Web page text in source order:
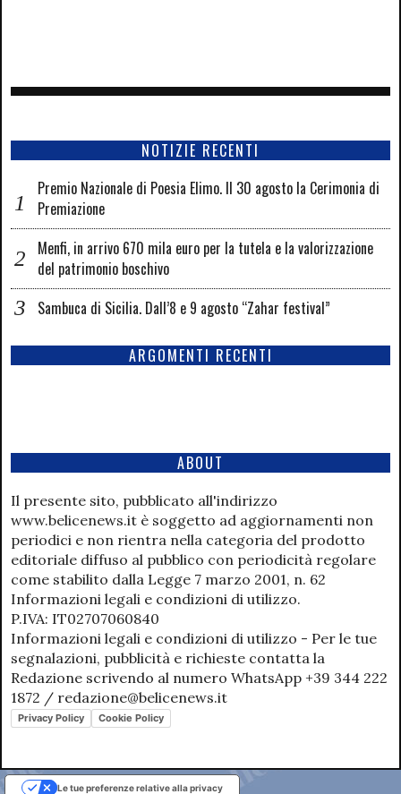
NOTIZIE RECENTI
Premio Nazionale di Poesia Elimo. Il 30 agosto la Cerimonia di
Premiazione
Menfi, in arrivo 670 mila euro per la tutela e la valorizzazione
del patrimonio boschivo
Sambuca di Sicilia. Dall’8 e 9 agosto “Zahar festival”
ARGOMENTI RECENTI
ABOUT
Il presente sito, pubblicato all'indirizzo
www.belicenews.it è soggetto ad aggiornamenti non
periodici e non rientra nella categoria del prodotto
editoriale diffuso al pubblico con periodicità regolare
come stabilito dalla Legge 7 marzo 2001, n. 62
Informazioni legali e condizioni di utilizzo.
P.IVA: IT02707060840
Informazioni legali e condizioni di utilizzo - Per le tue
segnalazioni, pubblicità e richieste contatta la
Redazione scrivendo al numero WhatsApp +39 344 222
1872 / redazione@belicenews.it
Privacy Policy Cookie Policy
Le tue preferenze relative alla privacy